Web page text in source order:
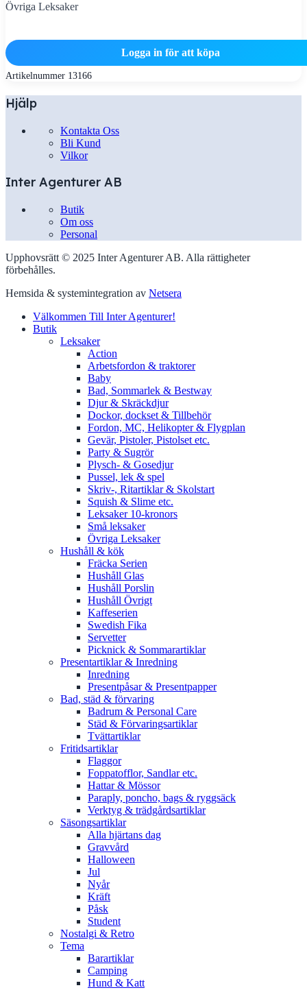
Övriga Leksaker
Logga in för att köpa
Artikelnummer 13166
Hjälp
Kontakta Oss
Bli Kund
Vilkor
Inter Agenturer AB
Butik
Om oss
Personal
Upphovsrätt © 2025 Inter Agenturer AB. Alla rättigheter
förbehålles.
Hemsida & systemintegration av Netsera
Välkommen Till Inter Agenturer!
Butik
Leksaker
Action
Arbetsfordon & traktorer
Baby
Bad, Sommarlek & Bestway
Djur & Skräckdjur
Dockor, dockset & Tillbehör
Fordon, MC, Helikopter & Flygplan
Gevär, Pistoler, Pistolset etc.
Party & Sugrör
Plysch- & Gosedjur
Pussel, lek & spel
Skriv-, Ritartiklar & Skolstart
Squish & Slime etc.
Leksaker 10-kronors
Små leksaker
Övriga Leksaker
Hushåll & kök
Fräcka Serien
Hushåll Glas
Hushåll Porslin
Hushåll Övrigt
Kaffeserien
Swedish Fika
Servetter
Picknick & Sommarartiklar
Presentartiklar & Inredning
Inredning
Presentpåsar & Presentpapper
Bad, städ & förvaring
Badrum & Personal Care
Städ & Förvaringsartiklar
Tvättartiklar
Fritidsartiklar
Flaggor
Foppatofflor, Sandlar etc.
Hattar & Mössor
Paraply, poncho, bags & ryggsäck
Verktyg & trädgårdsartiklar
Säsongsartiklar
Alla hjärtans dag
Gravvård
Halloween
Jul
Nyår
Kräft
Påsk
Student
Nostalgi & Retro
Tema
Barartiklar
Camping
Hund & Katt